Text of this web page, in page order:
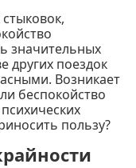
значительных
других поездок
Возникает
беспокойство
пользу?